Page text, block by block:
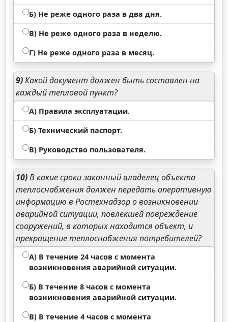
Б) Не реже одного раза в два дня.
В) Не реже одного раза в неделю.
Г) Не реже одного раза в месяц.
9)Какой документ должен быть составлен на
каждый тепловой пункт?
А) Правила эксплуатации.
Б) Технический паспорт.
В) Руководство пользователя.
10)В какие сроки законный владелец объекта
теплоснабжения должен передать оперативную
информацию в Ростехнадзор о возникновении
аварийной ситуации, повлекшей повреждение
сооружений, в которых находится объект, и
прекращение теплоснабжения потребителей?
А) В течение 24 часов с момента
возникновения аварийной ситуации.
Б) В течение 8 часов с момента
возникновения аварийной ситуации.
В) В течение 4 часов с момента